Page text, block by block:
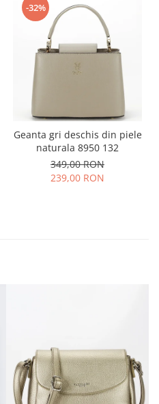
-32%
Geanta gri deschis din piele
naturala 8950 132
349,00 RON
239,00 RON